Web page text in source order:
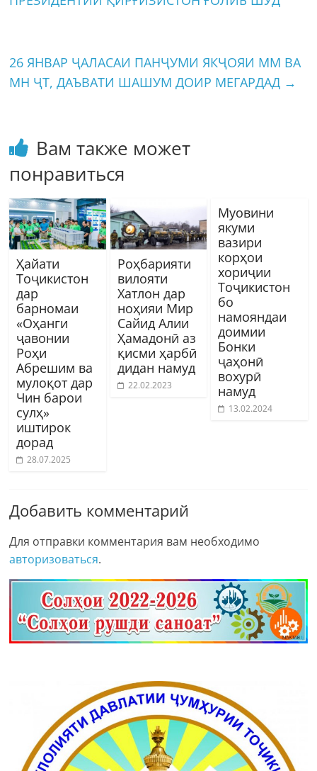
26 ЯНВАР ҶАЛАСАИ ПАНҶУМИ ЯКҶОЯИ ММ ВА
МН ҶТ, ДАЪВАТИ ШАШУМ ДОИР МЕГАРДАД →
Вам также может
понравиться
Ҳайати
Тоҷикистон
дар
барномаи
«Оҳанги
ҷавонии
Роҳи
Абрешим ва
мулоқот дар
Чин барои
сулҳ»
иштирок
дорад
28.07.2025
Роҳбарияти
вилояти
Хатлон дар
ноҳияи Мир
Сайид Алии
Ҳамадонӣ аз
қисми ҳарбӣ
дидан намуд
22.02.2023
Муовини
якуми
вазири
корҳои
хориҷии
Тоҷикистон
бо
намояндаи
доимии
Бонки
ҷаҳонӣ
вохурӣ
намуд
13.02.2024
Добавить комментарий
Для отправки комментария вам необходимо
авторизоваться.